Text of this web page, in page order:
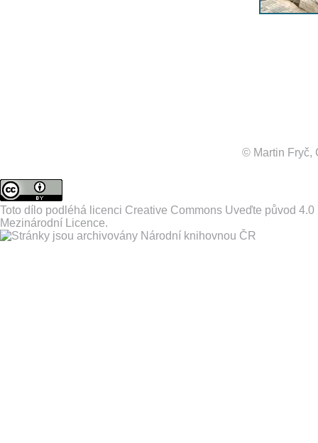
© Martin Fryč,
Toto dílo podléhá licenci Creative Commons Uveďte původ 4.0
Mezinárodní Licence.